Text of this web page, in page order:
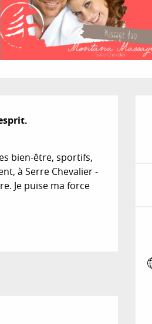
bien-être, sportifs,
à Serre Chevalier -
Je puise ma force